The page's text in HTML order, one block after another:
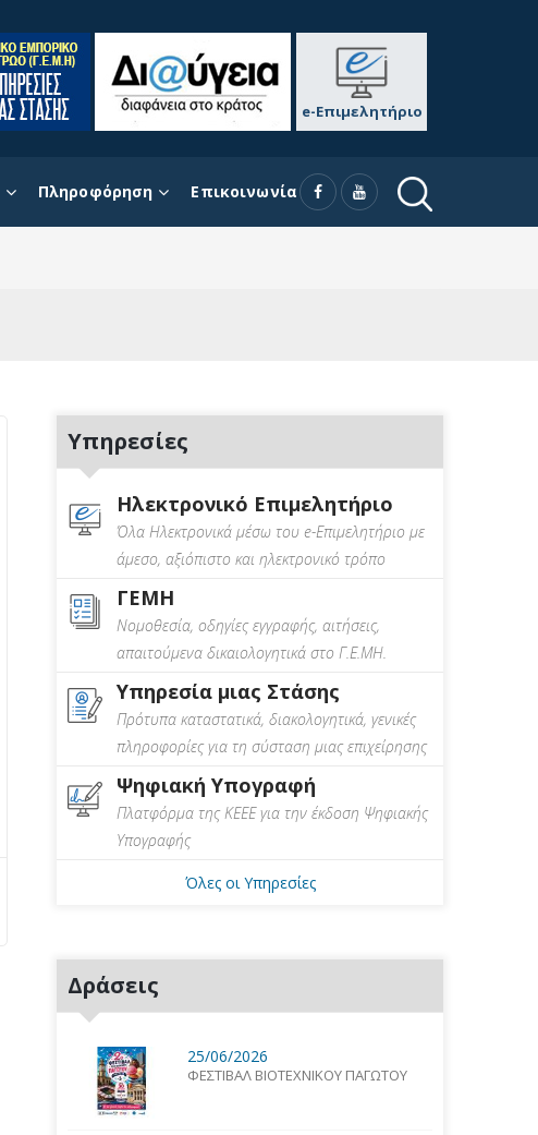
e-Επιμελητήριο
Πληροφόρηση Επικοινωνία
Υπηρεσίες
Ηλεκτρονικό Επιμελητήριο
Όλα Ηλεκτρονικά μέσω του e-Επιμελητήριο με
άμεσο, αξιόπιστο και ηλεκτρονικό τρόπο
ΓΕΜΗ
Νομοθεσία, οδηγίες εγγραφής, αιτήσεις,
απαιτούμενα δικαιολογητικά στο Γ.Ε.ΜΗ.
Υπηρεσία μιας Στάσης
Πρότυπα καταστατικά, διακολογητικά, γενικές
πληροφορίες για τη σύσταση μιας επιχείρησης
Ψηφιακή Υπογραφή
Πλατφόρμα της ΚΕΕΕ για την έκδοση Ψηφιακής
Υπογραφής
Όλες οι Υπηρεσίες
Δράσεις
25/06/2026
ΦΕΣΤΙΒΑΛ ΒΙΟΤΕΧΝΙΚΟΥ ΠΑΓΩΤΟΥ